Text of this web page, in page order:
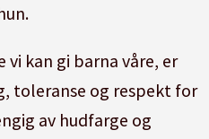
vi kan gi barna våre, er
toleranse og respekt for
av hudfarge og